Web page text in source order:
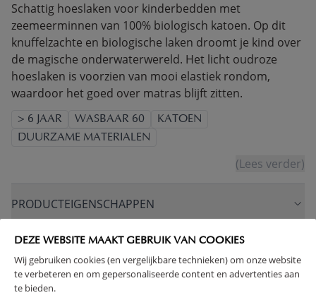
DEZE WEBSITE MAAKT GEBRUIK VAN COOKIES
Wij gebruiken cookies (en vergelijkbare technieken) om onze website
te verbeteren en om gepersonaliseerde content en advertenties aan
te bieden.
Schattig hoeslaken voor kinderbedden met
zeemeerminnen van 100% biologisch katoen. Op dit
knuffelzachte en biologische laken droomt je kind over
de magische onderwaterwereld. Het licht oudroze
hoeslaken is voorzien van mooi elastiek rondom,
waardoor het goed over matras blijft zitten.
> 6 JAAR WASBAAR 60
KATOEN
DUURZAME MATERIALEN
(Lees verder)
PRODUCTEIGENSCHAPPEN
PLUS- EN MINPUNTEN
FAQ